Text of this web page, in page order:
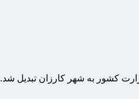
کشور به شهر کارزان تبدیل شد.